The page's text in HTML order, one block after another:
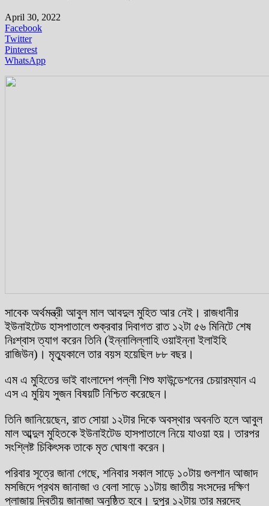
April 30, 2022
Facebook
Twitter
Pinterest
WhatsApp
সাবেক অর্থমন্ত্রী আবুল মাল আবদুল মুহিত আর নেই। রাজধানীর
ইউনাইটেড হাসপাতালে শুক্রবার দিবাগত রাত ১২টা ৫৬ মিনিটে শেষ
নিঃশ্বাস ত্যাগ করেন তিনি (ইন্নালিল্লাহি ওয়াইন্না ইলাইহি
রাজিউন)। মৃত্যুকালে তার বয়স হয়েছিল ৮৮ বছর।
এম এ মুহিতের ভাই বাংলাদেশ পল্লী শিশু ফাউন্ডেশনের চেয়ারম্যান এ
এস এ মুয়িয সুজন বিষয়টি নিশ্চিত করেছেন।
তিনি জানিয়েছেন, রাত সোয়া ১২টার দিকে অবস্থার অবনতি হলে আবুল
মাল আব্দুল মুহিতকে ইউনাইটেড হাসপাতালে নিয়ে যাওয়া হয়। তারপর
সংশ্লিষ্ট চিকিৎসক তাকে মৃত ঘোষণা করেন।
পরিবার সূত্রে জানা গেছে, শনিবার সকাল সাড়ে ১০টায় গুলশান আজাদ
মসজিদে প্রথম জানাজা ও বেলা সাড়ে ১১টায় জাতীয় সংসদের দক্ষিণ
প্লাজায় দ্বিতীয় জানাজা অনুষ্ঠিত হবে। দুপুর ১২টায় তার মরদেহ